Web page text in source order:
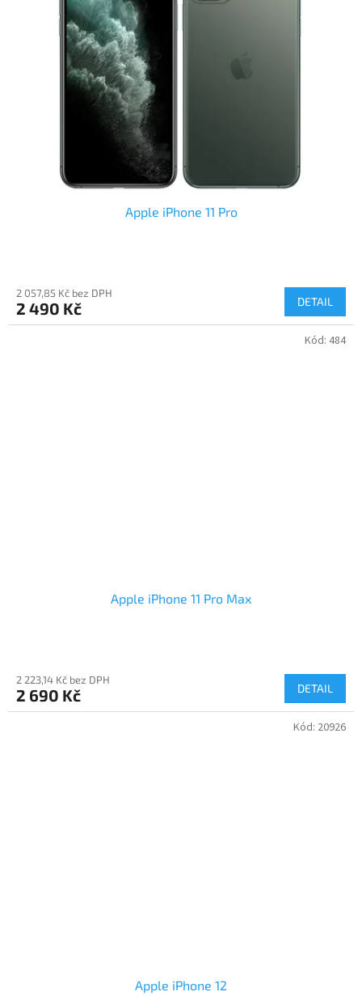
Apple iPhone 11 Pro
2 057,85 Kč bez DPH
2 490 Kč DETAIL
Apple iPhone 11 Pro Max
2 223,14 Kč bez DPH
2 690 Kč DETAIL
Kód: 484
Apple iPhone 12
Kód: 20926